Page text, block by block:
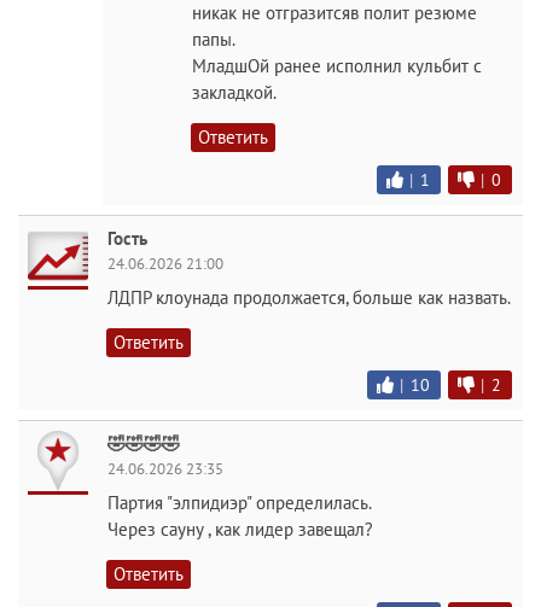
никак не отгразитсяв полит резюме
папы.
МладшОй ранее исполнил кульбит с
закладкой.
Ответить
| 1 | 0
Гость
24.06.2026 21:00
ЛДПР клоунада продолжается, больше как назвать.
Ответить
| 10 | 2
🤣🤣🤣🤣
24.06.2026 23:35
Партия "элпидиэр" определилась.
Через сауну , как лидер завещал?
Ответить